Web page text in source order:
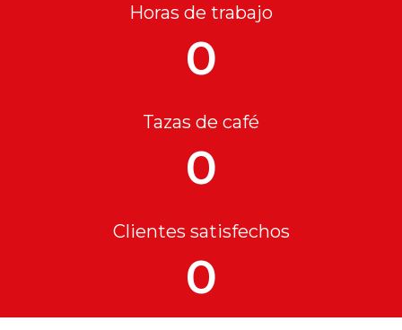
Horas de trabajo
0
Tazas de café
0
Clientes satisfechos
0